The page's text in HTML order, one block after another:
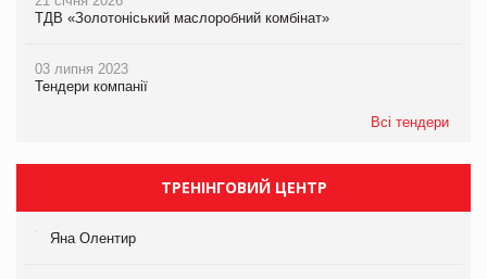
ТДВ «Золотоніський маслоробний комбінат»
03 липня 2023
Тендери компанії
Всі тендери
ТРЕНІНГОВИЙ ЦЕНТР
Яна Олентир